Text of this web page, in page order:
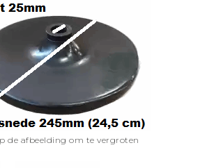
de afbeelding om te vergroten